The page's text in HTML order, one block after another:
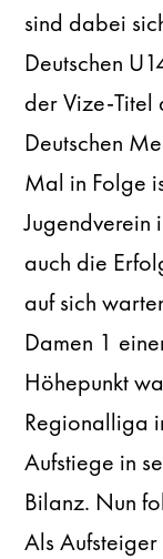
sind dabei
Deutschen
der Vize-
Deutschen
Mal in Folge
Jugendverein
auch die
auf sich
Damen 1
Höhepunkt
Regionalliga
Aufstiege in
Bilanz. Nun
Als